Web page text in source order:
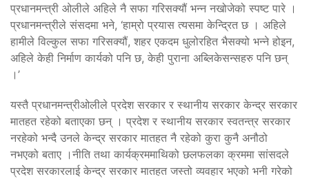
प्रधानमन्त्री ओलीले अहिले नै सफा गरिसक्यौं भन्न नखोजेको स्पष्ट पारे ।
प्रधानमन्त्रीले संसदमा भने, ‘हाम्रो प्रयास त्यसमा केन्द्रित छ । अहिले
हामीले विल्कुल सफा गरिसक्यौं, शहर एकदम धुलोरहित भैसक्यो भन्ने होइन,
अहिले केही निर्माण कार्यको पनि छ, केही पुराना अब्लिकेसन्सहरु पनि छन्
।’
यस्तै प्रधानमन्त्रीओलीले प्रदेश सरकार र स्थानीय सरकार केन्द्र सरकार
मातहत रहेको बताएका छन् । प्रदेश र स्थानीय सरकार स्वतन्त्र सरकार
नरहेको भन्दै उनले केन्द्र सरकार मातहत नै रहेको कुरा कुनै अनौठो
नभएको बताए ।नीति तथा कार्यक्रममाथिको छलफलका क्रममा सांसदले
प्रदेश सरकारलाई केन्द्र सरकार मातहत जस्तो व्यवहार भएको भनी गरेको